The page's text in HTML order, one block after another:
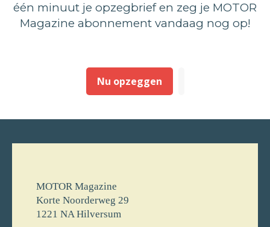
één minuut je opzegbrief en zeg je MOTOR
Magazine abonnement vandaag nog op!
Nu opzeggen
MOTOR Magazine
Korte Noorderweg 29
1221 NA Hilversum